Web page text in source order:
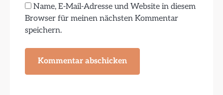
Name, E-Mail-Adresse und Website in diesem
Browser für meinen nächsten Kommentar
speichern.